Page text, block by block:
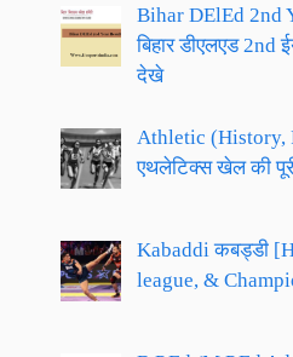
Bihar DElEd 2nd
बिहार डीएलएड 2nd
देखे
Athletic (History,
एथलेटिक्स खेल की
Kabaddi कबड्डी
league, &